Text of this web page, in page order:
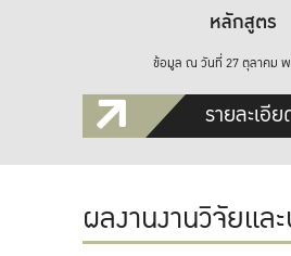
หลักสูตร
ข้อมูล ณ วันที่ 27 ตุลาคม
รายละเอี
ผลงานงานวิจัยแล